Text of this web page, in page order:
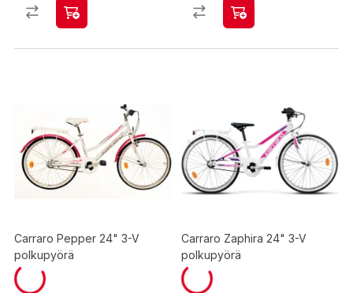
Carraro Pepper 24" 3-V
polkupyörä
Carraro Zaphira 24" 3-V
polkupyörä